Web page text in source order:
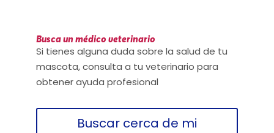
Busca un médico veterinario
Si tienes alguna duda sobre la salud de tu
mascota, consulta a tu veterinario para
obtener ayuda profesional
Buscar cerca de mi